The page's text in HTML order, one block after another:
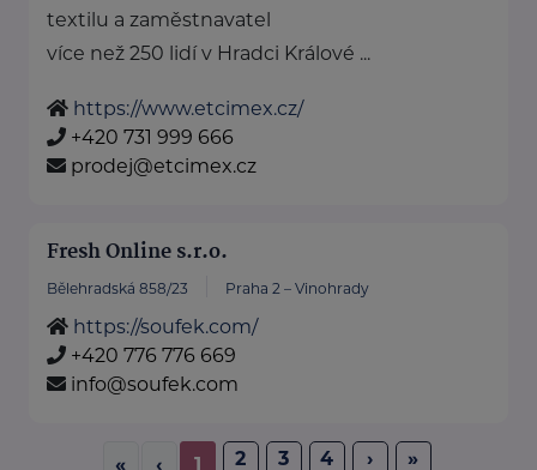
textilu a zaměstnavatel
více než 250 lidí v Hradci Králové ...
https://www.etcimex.cz/
+420 731 999 666
prodej@etcimex.cz
Fresh Online s.r.o.
Bělehradská 858/23 Praha 2 – Vinohrady
https://soufek.com/
+420 776 776 669
info@soufek.com
« ‹ 1 2 3 4 › »